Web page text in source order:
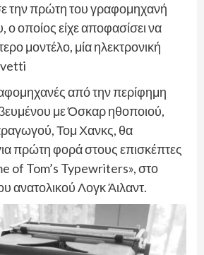
την πρώτη του γραφομηχανή
ο οποίος είχε αποφασίσει να
μοντέλο, μία ηλεκτρονική
από την περίφημη
με Όσκαρ ηθοποιού,
Τομ Χανκς, θα
πρώτη φορά στους επισκέπτες
of Tom’s Typewriters», στο
ανατολικού Λογκ Άιλαντ.